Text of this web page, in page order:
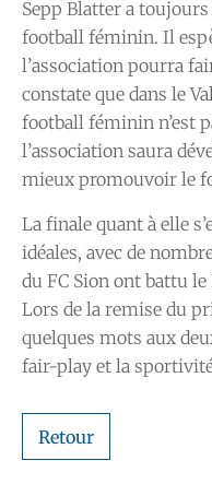
Sepp Blatter a
football féminin. Il
l’association pourra
constate que dans le
football féminin n’est
l’association saura
mieux promouvoir le
La finale quant à elle
idéales, avec de
du FC Sion ont battu le
Lors de la remise du
quelques mots aux
fair-play et la
Retour